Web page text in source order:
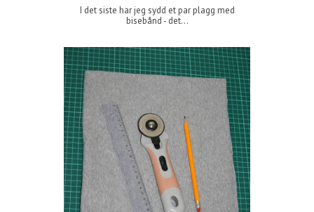
I det siste har jeg sydd et par plagg med
bisebånd - det...